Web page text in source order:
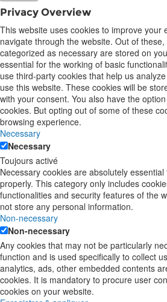
Privacy Overview
This website uses cookies to improve your
navigate through the website. Out of
categorized as necessary are stored on
essential for the working of basic
use third-party cookies that help us
use this website. These cookies will be
with your consent. You also have the
cookies. But opting out of some of these
browsing experience.
Necessary
Necessary
Toujours activé
Necessary cookies are absolutely
properly. This category only includes
functionalities and security features of the
not store any personal information.
Non-necessary
Non-necessary
Any cookies that may not be particularly
function and is used specifically to collect
analytics, ads, other embedded contents
cookies. It is mandatory to procure user
cookies on your website.